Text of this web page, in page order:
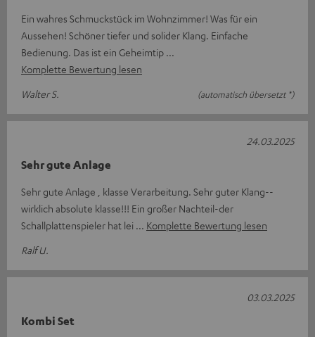
Ein wahres Schmuckstück im Wohnzimmer! Was für ein
Aussehen! Schöner tiefer und solider Klang. Einfache
Bedienung. Das ist ein Geheimtip
Komplette Bewertung lesen
Walter S.
(automatisch übersetzt *)
Sehr gute Anlage
Sehr gute Anlage , klasse Verarbeitung. Sehr guter Klang--
wirklich absolute klasse!!! Ein großer Nachteil-der
Schallplattenspieler hat lei
Komplette Bewertung lesen
Ralf U.
24.03.2025
Kombi Set
03.03.2025